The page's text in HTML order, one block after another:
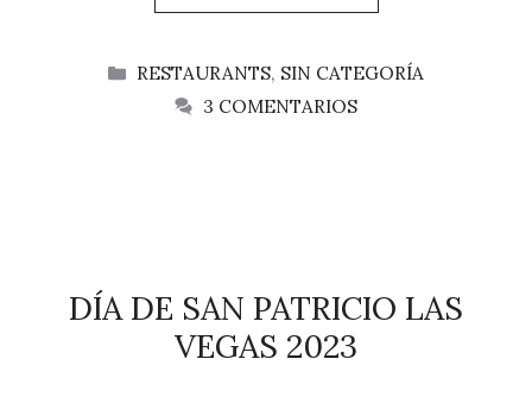
CATEGORÍAS
RESTAURANTS, SIN CATEGORÍA
3 COMENTARIOS
DÍA DE SAN PATRICIO LAS
VEGAS 2023